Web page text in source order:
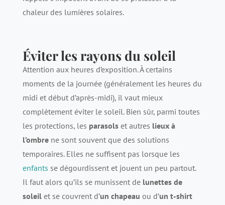
chaleur des lumières solaires.
Éviter les rayons du soleil
Attention aux heures d’exposition. À certains
moments de la journée (généralement les heures du
midi et début d’après-midi), il vaut mieux
complètement éviter le soleil. Bien sûr, parmi toutes
les protections, les parasolset autres lieux à
l’ombrene sont souvent que des solutions
temporaires. Elles ne suffisent pas lorsque les
enfants se dégourdissent et jouent un peu partout.
Il faut alors qu’ils se munissent de lunettes de
soleilet se couvrent d’un chapeau ou d’un t-shirt